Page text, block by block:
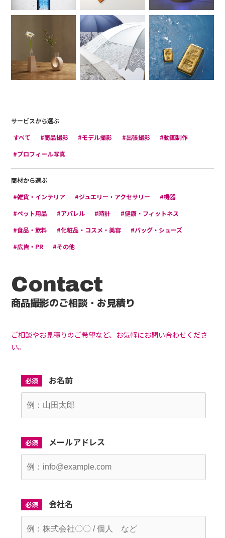
サービスから選ぶ
すべて
#商品撮影 #モデル撮影 #出張撮影
#動画制作
#プロフィール写真
商材から選ぶ
#雑貨・インテリア
#ジュエリー・アクセサリー
#機器
#ペット用品
#アパレル #時計
#健康・フィットネス
#食品・飲料
#化粧品・コスメ・美容
#バッグ・シューズ
#広告・PR
#その他
Contact
商品撮影のご相談・お見積り
ご相談やお見積りのご希望など、お気軽にお問い合わせくださ
い。
必須 お名前
必須 メールアドレス
必須 会社名